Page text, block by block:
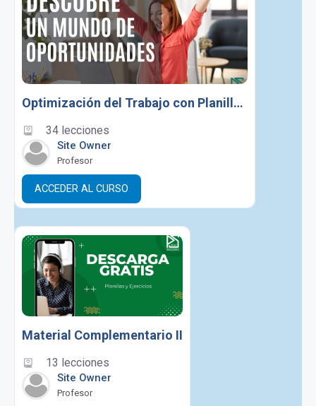
Optimización del Trabajo con Planilla de Excel
34 lecciones
Site Owner
Profesor
ACCEDER AL CURSO
Material Complementario II
13 lecciones
Site Owner
Profesor